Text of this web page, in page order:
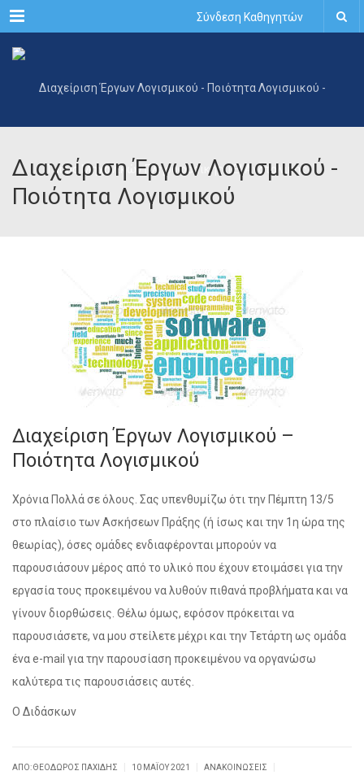
Menu Σύνδεση Καθηγητών
Διαχείριση Έργων Λογισμικού -
Ποιότητα Λογισμικού
Διαχείριση Έργων Λογισμικού –
Ποιότητα Λογισμικού
Χρόνια Πολλά σε όλους. Σας υπενθυμίζω ότι την Πέμπτη 13/5
στο πλαίσιο των Ασκήσεων Πράξης (ή ίσως και την 1η ώρα της
θεωρίας), όσες ομάδες ενδιαφέρονται μπορούν να
παρουσιάσουν μέρος από το υλικό που έχουν ετοιμάσει για την
εργασία τους προκειμένου να λυθούν πιθανά προβλήματα και να
γίνουν διορθώσεις. Θέλω όμως, εφόσον πρόκειται να
παρουσιάσετε, να μου στείλετε μέχρι και την Τετάρτη ως ομάδα
ένα e-mail για την παρουσίαση προκειμένου να οργανώσω
καλύτερα τις παρουσιάσεις αυτές.
Ο Διδάσκων
ΑΠΌ:ΘΕΌΔΩΡΟΣ ΠΑΧΊΔΗΣ 10 ΜΑΪ́ΟΥ 2021 ΑΝΑΚΟΙΝΏΣΕΙΣ